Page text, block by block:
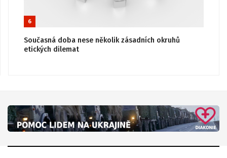
6
Současná doba nese několik zásadních okruhů
etických dilemat